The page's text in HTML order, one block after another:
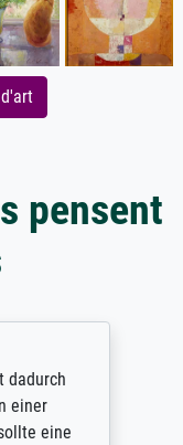
pensent
dadurch
einer
eine